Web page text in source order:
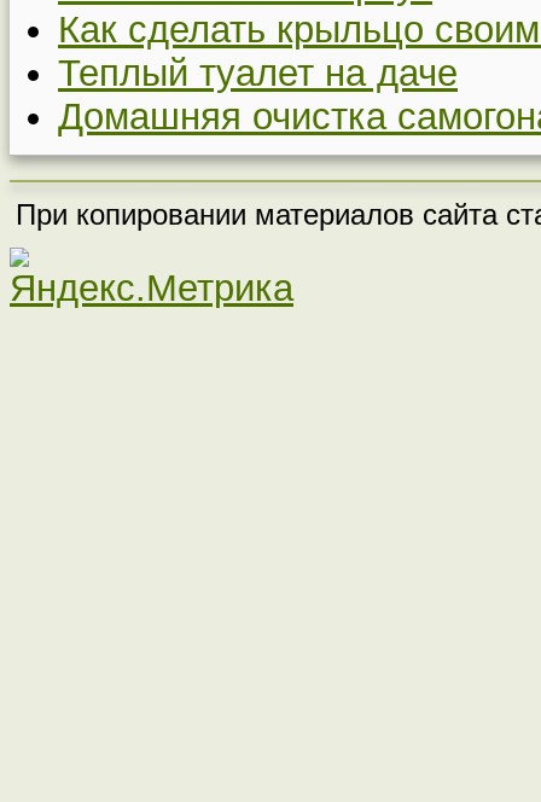
Как сделать крыльцо
Теплый туалет на даче
Домашняя очистка
При копировании материалов сайта